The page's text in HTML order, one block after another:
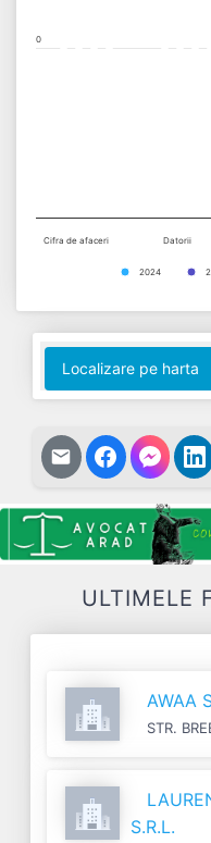
Cifra de afaceri Datorii
2024
0
End of interactive chart.
Localizare pe harta
ULTIMELE
AWAA
STR.
S.R.L.